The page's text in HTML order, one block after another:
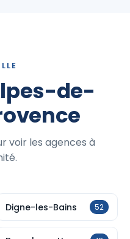
de-
voir les agences à
Digne-les-Bains 52